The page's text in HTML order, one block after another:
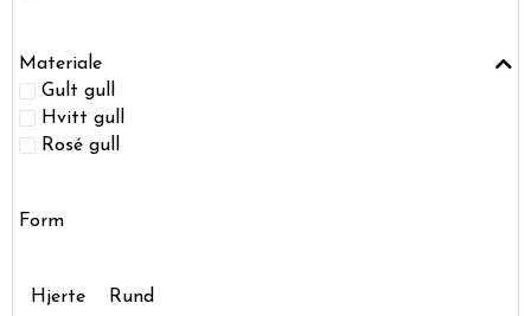
Materiale
Gult gull
Hvitt gull
Rosé gull
Form
Hjerte Rund